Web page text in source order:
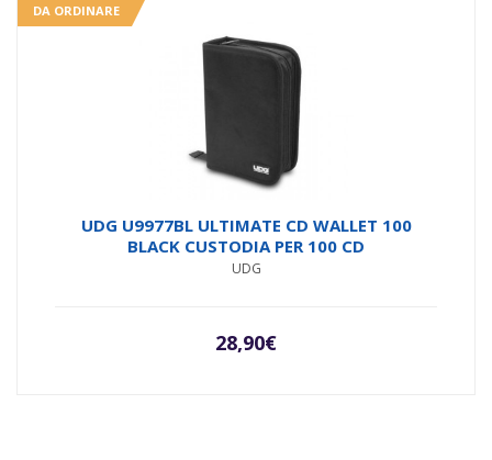
DA ORDINARE
UDG U9977BL ULTIMATE CD WALLET 100
BLACK CUSTODIA PER 100 CD
UDG
28,90€